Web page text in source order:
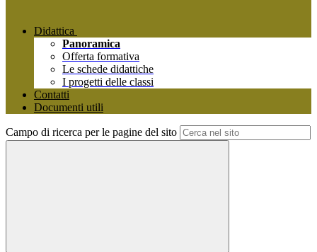
Didattica
Panoramica
Offerta formativa
Le schede didattiche
I progetti delle classi
Contatti
Documenti utili
Campo di ricerca per le pagine del sito